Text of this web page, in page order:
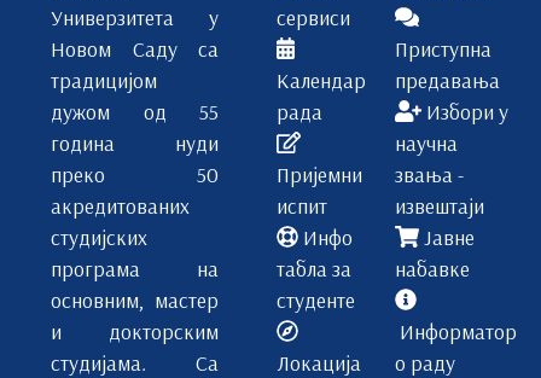
Универзитета у
Новом Саду са
традицијом
дужом од 55
година нуди
преко 50
акредитованих
студијских
програма на
основним, мастер
и докторским
студијама. Са
сервиси
Календар
рада
Пријемни
испит
Инфо
табла за
студенте
Локација
Приступна
предавања
Избори у
научна
звања -
извештаји
Јавне
набавке
Информатор
о раду